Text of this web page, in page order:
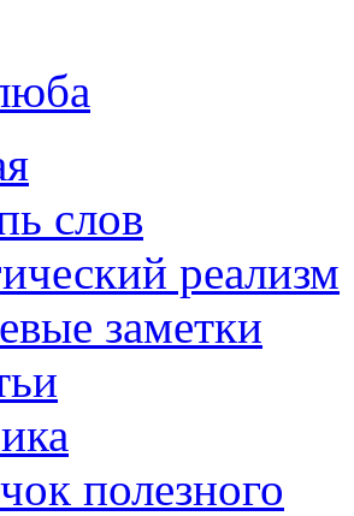
слов
реализм
заметки
полезного